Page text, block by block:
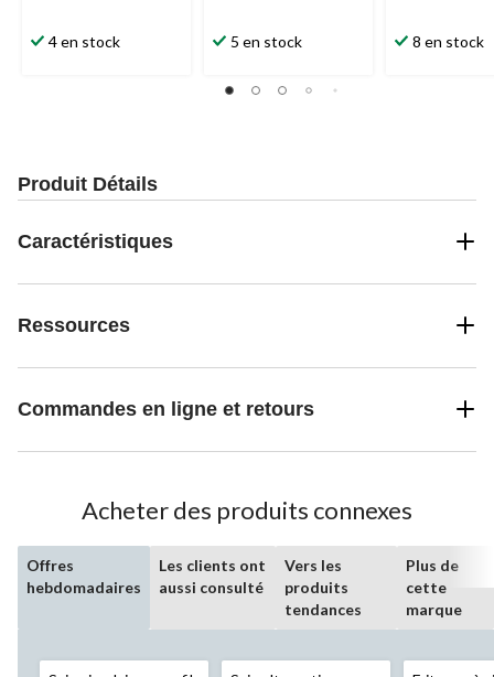
4 en stock 5 en stock 8 en stock
Produit Détails
Caractéristiques
Ressources
Commandes en ligne et retours
Acheter des produits connexes
Offres
hebdomadaires
Les clients ont
aussi consulté
Vers les
produits
tendances
Plus de
cette
marque